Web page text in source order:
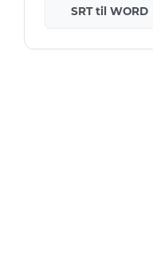
SRT til WORD